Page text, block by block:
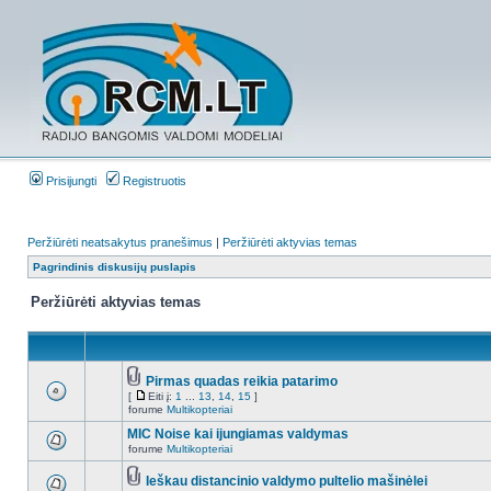
Prisijungti Registruotis
Peržiūrėti neatsakytus pranešimus | Peržiūrėti aktyvias temas
Pagrindinis diskusijų puslapis
Peržiūrėti aktyvias temas
Pirmas quadas reikia patarimo
[ Eiti į: 1 13 14 15 ]
forume Multikopteriai
MIC Noise kai ijungiamas valdymas
forume Multikopteriai
Ieškau distancinio valdymo pultelio mašinėlei